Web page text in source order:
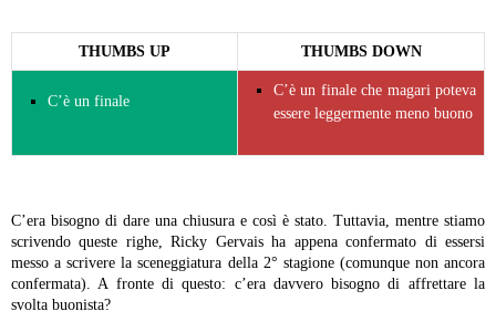
THUMBS UP THUMBS DOWN
C’è un finale
C’è un finale che magari poteva
essere leggermente meno buono
C’era bisogno di dare una chiusura e così è stato. Tuttavia, mentre stiamo
scrivendo queste righe, Ricky Gervais ha appena confermato di essersi
messo a scrivere la sceneggiatura della 2° stagione (comunque non ancora
confermata). A fronte di questo: c’era davvero bisogno di affrettare la
svolta buonista?